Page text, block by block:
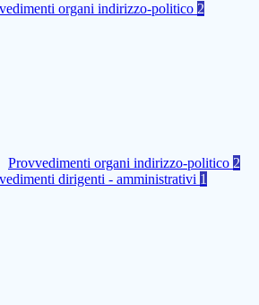
organi indirizzo-politico 2
Provvedimenti organi indirizzo-politico 2
dirigenti - amministrativi 1